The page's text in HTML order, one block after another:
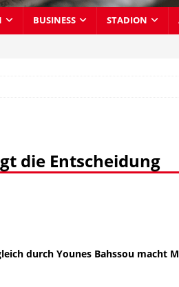
BUSINESS STADION
die Entscheidung
durch Younes Bahssou macht